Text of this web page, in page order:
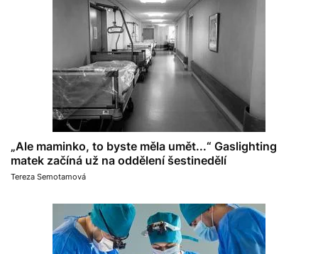
„Ale maminko, to byste měla umět...“ Gaslighting
matek začíná už na oddělení šestinedělí
Tereza Semotamová